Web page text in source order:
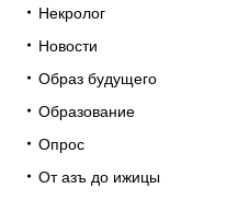
Некролог
Новости
Образ будущего
Образование
Опрос
От азъ до ижицы